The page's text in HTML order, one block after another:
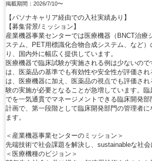
掲載期間：2026/7/10〜
【パソナキャリア経由での入社実績あり】
【募集背景/ミッション】
産業機器事業センターでは医療機器（BNCT治療
ステム、PET用標識化合物合成システム、など
り、国内外に幅広く提供しています。
医療機器で臨床試験が実施される例は少ないの
は、医薬品の基準でも有効性や安全性が評価さ
は、医療機器に加え、医薬品の視点でも評価さ
験の実施が必要となることが急増しています。臨
でを一気通貫でマネージメントできる臨床開発
計画で、第一段階として臨床開発部門の管理者に
ます。
＜産業機器事業センターのミッション＞
先端技術で社会課題を解決し、sustainableな社会
＜医療機種のビジョン＞